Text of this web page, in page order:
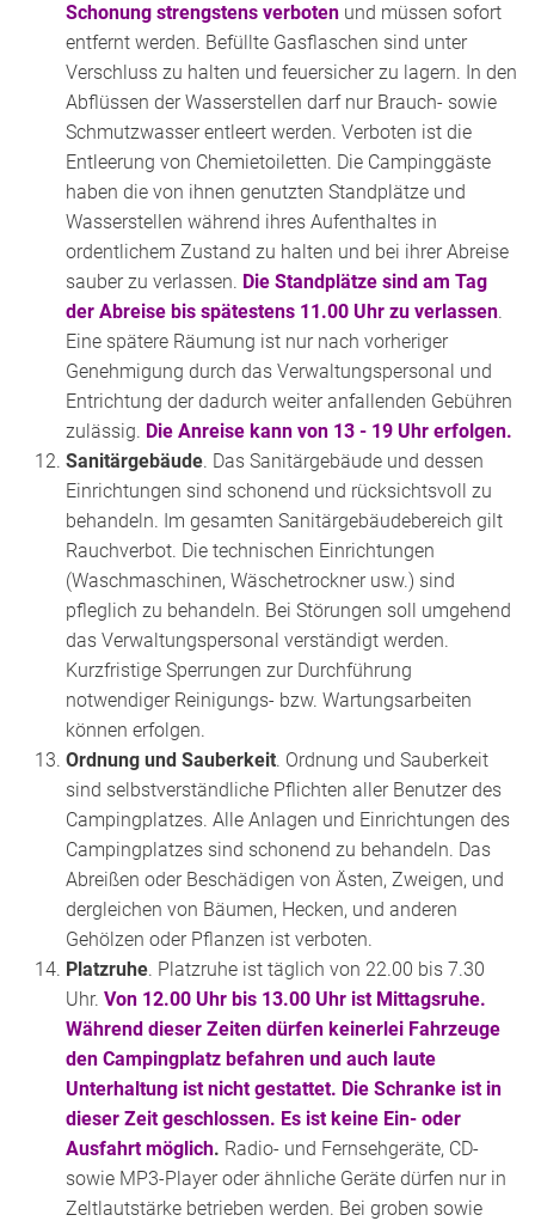
Schonung strengstens verboten und müssen sofort
entfernt werden. Befüllte Gasflaschen sind unter
Verschluss zu halten und feuersicher zu lagern. In den
Abflüssen der Wasserstellen darf nur Brauch- sowie
Schmutzwasser entleert werden. Verboten ist die
Entleerung von Chemietoiletten. Die Campinggäste
haben die von ihnen genutzten Standplätze und
Wasserstellen während ihres Aufenthaltes in
ordentlichem Zustand zu halten und bei ihrer Abreise
sauber zu verlassen. Die Standplätze sind am Tag
der Abreise bis spätestens 11.00 Uhr zu verlassen.
Eine spätere Räumung ist nur nach vorheriger
Genehmigung durch das Verwaltungspersonal und
Entrichtung der dadurch weiter anfallenden Gebühren
zulässig. Die Anreise kann von 13 - 19 Uhr erfolgen.
Sanitärgebäude. Das Sanitärgebäude und dessen
Einrichtungen sind schonend und rücksichtsvoll zu
behandeln. Im gesamten Sanitärgebäudebereich gilt
Rauchverbot. Die technischen Einrichtungen
(Waschmaschinen, Wäschetrockner usw.) sind
pfleglich zu behandeln. Bei Störungen soll umgehend
das Verwaltungspersonal verständigt werden.
Kurzfristige Sperrungen zur Durchführung
notwendiger Reinigungs- bzw. Wartungsarbeiten
können erfolgen.
Ordnung und Sauberkeit. Ordnung und Sauberkeit
sind selbstverständliche Pflichten aller Benutzer des
Campingplatzes. Alle Anlagen und Einrichtungen des
Campingplatzes sind schonend zu behandeln. Das
Abreißen oder Beschädigen von Ästen, Zweigen, und
dergleichen von Bäumen, Hecken, und anderen
Gehölzen oder Pflanzen ist verboten.
Platzruhe. Platzruhe ist täglich von 22.00 bis 7.30
Uhr. Von 12.00 Uhr bis 13.00 Uhr ist Mittagsruhe.
Während dieser Zeiten dürfen keinerlei Fahrzeuge
den Campingplatz befahren und auch laute
Unterhaltung ist nicht gestattet. Die Schranke ist in
dieser Zeit geschlossen. Es ist keine Ein- oder
Ausfahrt möglich. Radio- und Fernsehgeräte, CD-
sowie MP3-Player oder ähnliche Geräte dürfen nur in
Zeltlautstärke betrieben werden. Bei groben sowie